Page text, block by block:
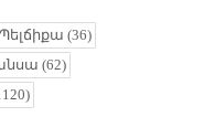
(36)
(62)